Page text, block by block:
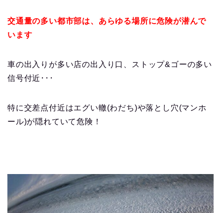
交通量の多い都市部は、あらゆる場所に危険が潜んで
います
車の出入りが多い店の出入り口、ストップ&ゴーの多い
信号付近･･･
特に交差点付近はエグい轍(わだち)や落とし穴(マンホ
ール)が隠れていて危険！